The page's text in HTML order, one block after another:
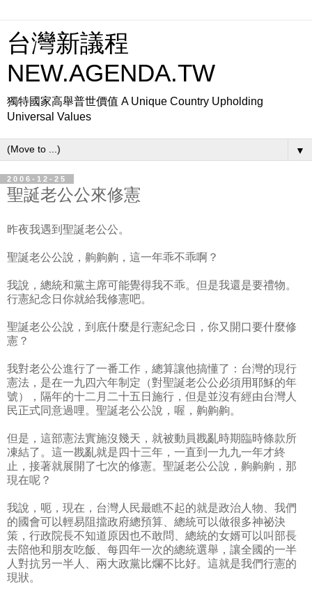
台灣新議程
NEW.AGENDA.TW
獨特國家高舉普世價值 A Unique Country Upholding
Universal Values
▼
2006-12-25
聖誕老公公來修憲
昨夜我遇到聖誕老公公。
聖誕老公公說，齁齁齁，這一年乖不乖啊？
我說，總統和黨主席可能覺得我不乖。但是我還是要禮物。
行憲紀念日你就給我修憲吧。
聖誕老公公說，到底什麼是行憲紀念日，你又開口要什麼修
憲？
我對老公公進行了一番工作，總算讓他搞懂了：台灣的現行
憲法，是在一九四六年制定（對聖誕老公公必須用耶穌的年
號），隔年的十二月二十五日施行，但是並沒有經由台灣人
民正式同意過哩。聖誕老公公說，喔，齁齁齁。
但是，這部憲法實施沒幾天，就被動員戡亂時期臨時條款所
凍結了。這一戡亂就是四十三年，一直到一九九一年才終
止，接著就展開了七次的修憲。聖誕老公公說，齁齁齁，那
現在呢？
我說，呃，現在，台灣人民最瞧不起的就是政治人物、我們
的國會可以輕易阻擋政府總預算、總統可以做很多神祕決
策，行政院長不知道原因也不敢問、總統的女婿可以叫部長
去陪他和朋友吃飯、每四年一次的總統選舉，讓全國的一半
人對抗另一半人、兩大政黨比爛不比好。這就是我們行憲的
現狀。